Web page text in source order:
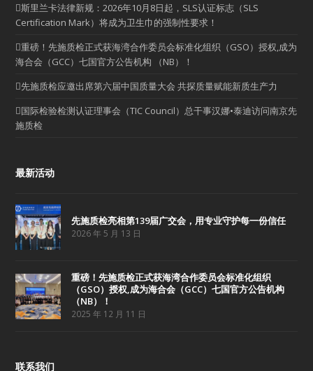
斯里兰卡法律新规：2026年10月8日起，SLS认证标志（SLS
Certification Mark）将成为卫生巾的强制性要求！
重磅！先施质检正式获海湾合作委员会标准化组织（GSO）授权,成为
海合会（GCC）七国官方公告机构 （NB）！
先施质检应邀出席第六届中国质量大会 共探质量赋能新质生产力
国际检验检测认证理事会（TIC Council）总干事汉娜•泰迪访问南京先
施质检
最新活动
先施质检亮相第139届广交会，用专业守护每一份信任
2026 年 5 月 13 日
重磅！先施质检正式获海湾合作委员会标准化组织
（GSO）授权,成为海合会（GCC）七国官方公告机构
（NB）！
2025 年 12 月 11 日
联系我们